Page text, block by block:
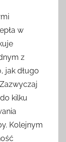
w
z
jak długo
kilku
Kolejnym